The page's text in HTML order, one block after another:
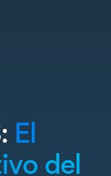
El
del